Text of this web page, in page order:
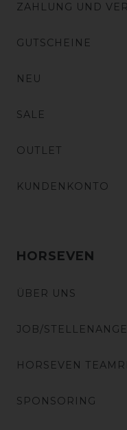
ZAHLUNG UND
GUTSCHEINE
NEU
SALE
OUTLET
KUNDENKONTO
HORSEVEN
ÜBER UNS
JOB/
HORSEVEN
SPONSORING